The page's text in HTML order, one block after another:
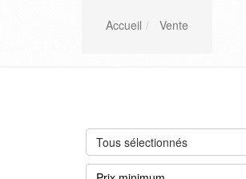
Accueil Vente
Tous sélectionnés